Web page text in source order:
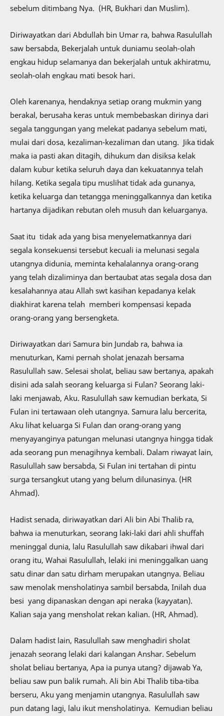
sebelum ditimbang Nya. (HR, Bukhari dan Muslim).
Diriwayatkan dari Abdullah bin Umar ra, bahwa Rasulullah
saw bersabda, Bekerjalah untuk duniamu seolah-olah
engkau hidup selamanya dan bekerjalah untuk akhiratmu,
seolah-olah engkau mati besok hari.
Oleh karenanya, hendaknya setiap orang mukmin yang
berakal, berusaha keras untuk membebaskan dirinya dari
segala tanggungan yang melekat padanya sebelum mati,
mulai dari dosa, kezaliman-kezaliman dan utang. Jika tidak
maka ia pasti akan ditagih, dihukum dan disiksa kelak
dalam kubur ketika seluruh daya dan kekuatannya telah
hilang. Ketika segala tipu muslihat tidak ada gunanya,
ketika keluarga dan tetangga meninggalkannya dan ketika
hartanya dijadikan rebutan oleh musuh dan keluarganya.
Saat itu tidak ada yang bisa menyelematkannya dari
segala konsekuensi tersebut kecuali ia melunasi segala
utangnya didunia, meminta kehalalannya orang-orang
yang telah dizaliminya dan bertaubat atas segala dosa dan
kesalahannya atau Allah swt kasihan kepadanya kelak
diakhirat karena telah memberi kompensasi kepada
orang-orang yang bersengketa.
Diriwayatkan dari Samura bin Jundab ra, bahwa ia
menuturkan, Kami pernah sholat jenazah bersama
Rasulullah saw. Selesai sholat, beliau saw bertanya, apakah
disini ada salah seorang keluarga si Fulan? Seorang laki-
laki menjawab, Aku. Rasulullah saw kemudian berkata, Si
Fulan ini tertawaan oleh utangnya. Samura lalu bercerita,
Aku lihat keluarga Si Fulan dan orang-orang yang
menyayanginya patungan melunasi utangnya hingga tidak
ada seorang pun menagihnya kembali. Dalam riwayat lain,
Rasulullah saw bersabda, Si Fulan ini tertahan di pintu
surga tersangkut utang yang belum dilunasinya. (HR
Ahmad).
Hadist senada, diriwayatkan dari Ali bin Abi Thalib ra,
bahwa ia menuturkan, seorang laki-laki dari ahli shuffah
meninggal dunia, lalu Rasulullah saw dikabari ihwal dari
orang itu, Wahai Rasulullah, lelaki ini meninggalkan uang
satu dinar dan satu dirham merupakan utangnya. Beliau
saw menolak mensholatinya sambil bersabda, Inilah dua
besi yang dipanaskan dengan api neraka (kayyatan).
Kalian saja yang mensholat rekan kalian. (HR, Ahmad).
Dalam hadist lain, Rasulullah saw menghadiri sholat
jenazah seorang lelaki dari kalangan Anshar. Sebelum
sholat beliau bertanya, Apa ia punya utang? dijawab Ya,
beliau saw pun balik rumah. Ali bin Abi Thalib tiba-tiba
berseru, Aku yang menjamin utangnya. Rasulullah saw
pun datang lagi, lalu ikut mensholatinya. Kemudian beliau